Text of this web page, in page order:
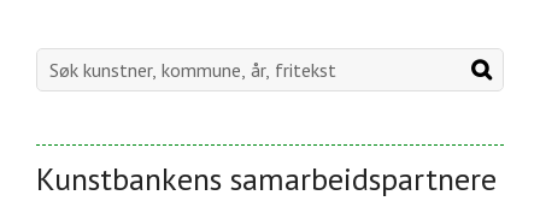
Kunstbankens samarbeidspartnere